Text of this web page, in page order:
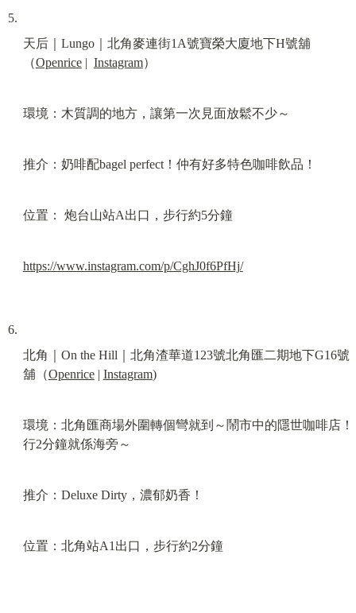
天后｜Lungo｜北角麥連街1A號寶榮大廈地下H號舖
（Openrice | Instagram）
環境：木質調的地方，讓第一次見面放鬆不少～
推介：奶啡配bagel perfect！仲有好多特色咖啡飲品！
位置： 炮台山站A出口，步行約5分鐘
https://www.instagram.com/p/CghJ0f6PfHj/
北角｜On the Hill｜北角渣華道123號北角匯二期地下G16號
舖（Openrice | Instagram)
環境：北角匯商場外圍轉個彎就到～鬧市中的隱世咖啡店！
行2分鐘就係海旁～
推介：Deluxe Dirty，濃郁奶香！
位置：北角站A1出口，步行約2分鐘